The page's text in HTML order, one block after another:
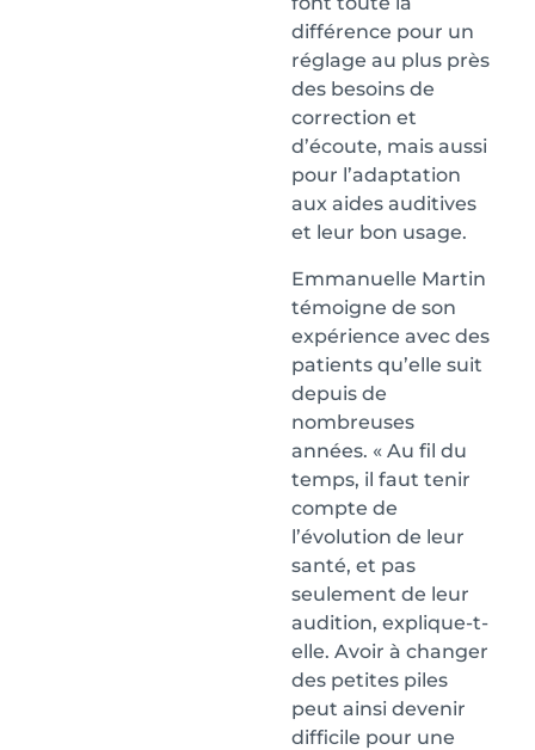
différence pour un
réglage au plus près
des besoins de
correction et
d’écoute, mais aussi
pour l’adaptation
aux aides auditives
et leur bon usage.
Emmanuelle Martin
témoigne de son
expérience avec des
patients qu’elle suit
depuis de
nombreuses
années. « Au fil du
temps, il faut tenir
compte de
l’évolution de leur
santé, et pas
seulement de leur
audition, explique-t-
elle. Avoir à changer
des petites piles
peut ainsi devenir
difficile pour une